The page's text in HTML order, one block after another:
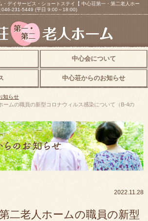
・デイサービス・ショートステイ【 中心荘第一・第二老人ホー
231-5449 (平日 9:00～18:00)
中心会について
中心荘からのお知らせ
知らせ
ームの職員の新型コロナウィルス感染について（B-4の
2022.11.28
二老人ホームの職員の新型